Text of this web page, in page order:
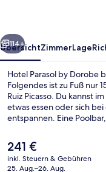
Weiter
114+
ÜbersichtZimmerLage
Hotel Parasol by Dorobe
Folgendes ist zu Fuß nur
Ruiz Picasso. Du kannst
etwas essen oder sich
entspannen. Eine
Der
aktuelle
Preis
241 €
inkl. Steuern & Gebühren
25. Aug.–26. Aug.